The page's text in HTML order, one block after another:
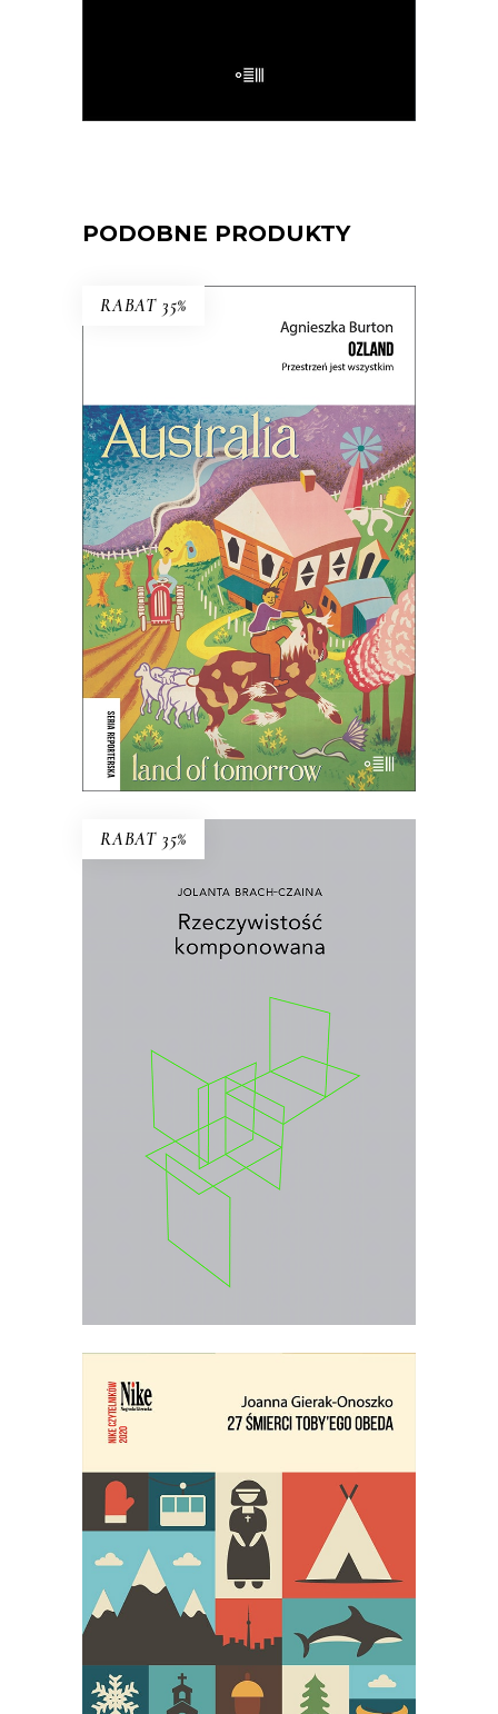
E-BOOK DO KOSZYKA
PODOBNE PRODUKTY
RABAT 35%
E-BOOK DO KOSZYKA
OZLAND. PRZESTRZEŃ JEST
WSZYSTKIM
Ludzie nie posiadają krainy – to ona
posiada ludzi.
69.90zł 45.44zł
KSIĄŻKA DO KOSZYKA
RABAT 35%
E-BOOK DO KOSZYKA
RZECZYWISTOŚĆ
Wybór najważniejszych esejów i
wywiadów prasowych Jolanty Brach-
Czainy.
40.00zł 26.00
KSIĄŻKA DO KOSZYKA
27 ŚMIERCI TOBY’EGO OBEDA
Najgłośniejszy debiut reporterski
ostatnich lat!
29.95